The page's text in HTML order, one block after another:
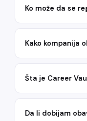
Ko može da se
Kako kompanija
Šta je Career
Da li dobijam